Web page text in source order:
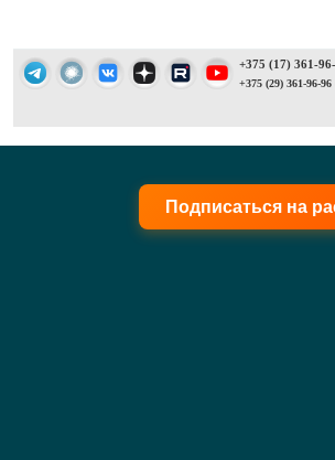
+375 (17) 361-
+375 (29) 361-96-96
Подписаться на